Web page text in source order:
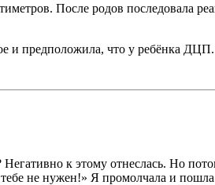
После родов последовала
и предположила, что у ребёнка ДЦП.
к этому отнеслась. Но
не нужен!» Я промолчала и